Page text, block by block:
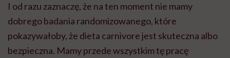
I od razu zaznaczę, że na ten moment nie mamy
dobrego badania randomizowanego, które
pokazywałoby, że dieta carnivore jest skuteczna albo
bezpieczna. Mamy przede wszystkim tę pracę